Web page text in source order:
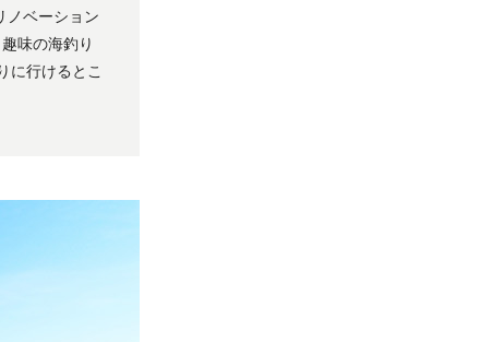
ノベーション
味の海釣り
に行けるとこ